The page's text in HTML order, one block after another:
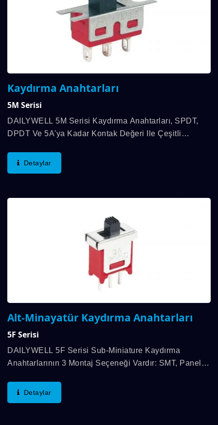
Kaydırma Anahtarları
5M Serisi
DAILYWELL 5M Serisi Kaydırma Anahtarları, SPDT,
DPDT Ve 5A'ya Kadar Kontak Değeri Ile Çeşitli
Kutuplu Seçeneklerle Gelir Ve Birden Fazla Aktüatör...
Detaylar
Alt-Minayatür Kaydırma Anahtarları
5F Serisi
DAILYWELL 5F Serisi Sub-Miniature Kaydırma
Anahtarlarının 3 Montaj Seçeneği Vardır: SMT, Panel
Değeri. Kaydırma Anahtarları, Altın Veya Gümüş...
Detaylar